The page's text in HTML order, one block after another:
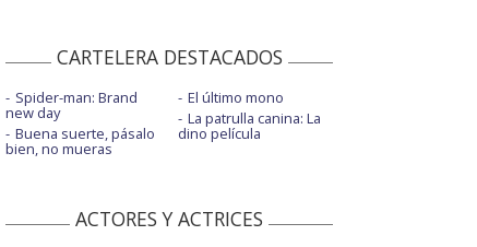
CARTELERA DESTACADOS
Spider-man: Brand
new day
Buena suerte, pásalo
bien, no mueras
El último mono
La patrulla canina: La
dino película
ACTORES Y ACTRICES